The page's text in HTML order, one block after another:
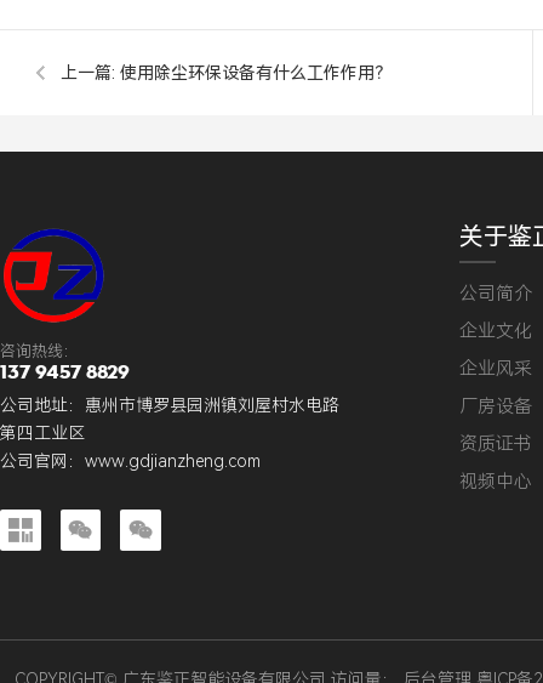
上一篇: 使用除尘环保设备有什么工作作用？
咨询热线：
137 9457 8829
公司地址：惠州市博罗县园洲镇刘屋村水电路
第四工业区
公司官网： www.gdjianzheng.com
  
关于鉴
公司简介
企业文化
企业风采
厂房设备
资质证书
视频中心